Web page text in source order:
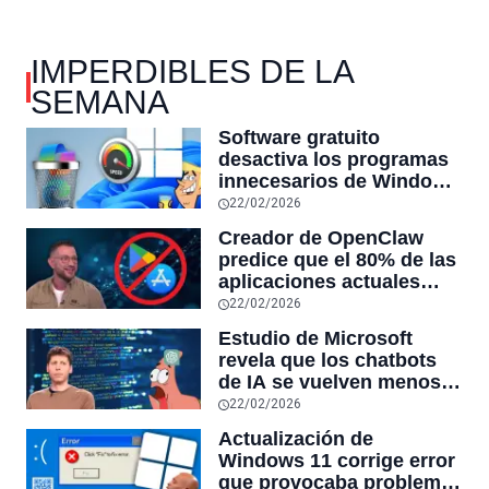
IMPERDIBLES DE LA
SEMANA
Software gratuito
desactiva los programas
innecesarios de Windows
11 y optimiza el PC,
reduciendo el uso de la
RAM y mucho más
22/02/2026
Creador de OpenClaw
predice que el 80% de las
aplicaciones actuales
desaparecerán en el
futuro: “Solo sobrevivirán
las aplicaciones con
sensores únicos o
conexiones especiales a
hardware
22/02/2026
Estudio de Microsoft
revela que los chatbots
de IA se vuelven menos
confiables mientras más
tiempo hablas con ellos:
la falta de confiabilidad
sube un 112%
22/02/2026
Actualización de
Windows 11 corrige error
que provocaba problemas